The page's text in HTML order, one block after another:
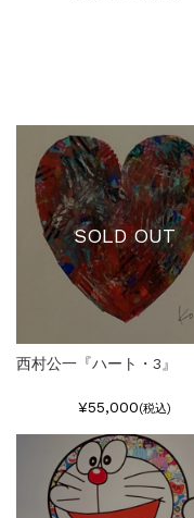
SOLD OUT
西村公一『ハート・3』
¥55,000(税込)